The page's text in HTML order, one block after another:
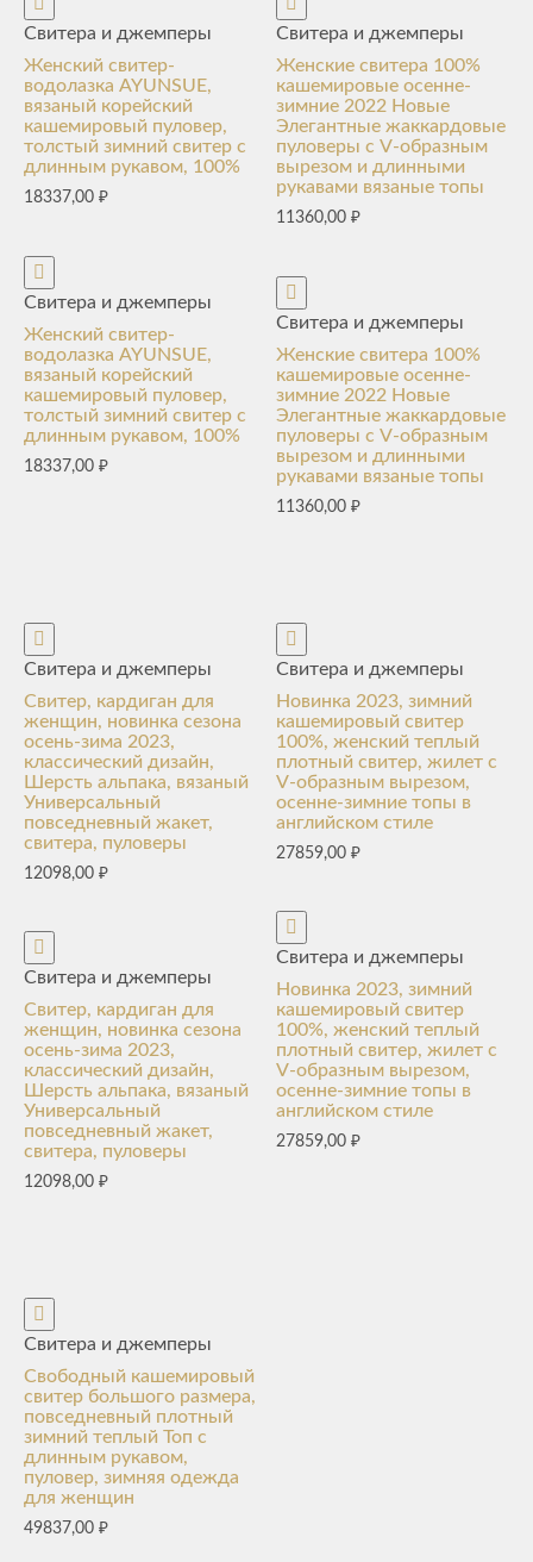
Свитера и джемперы
Женский свитер-
водолазка AYUNSUE,
вязаный корейский
кашемировый пуловер,
толстый зимний свитер с
длинным рукавом, 100%
18337,00 ₽
Свитера и джемперы
Женский свитер-
водолазка AYUNSUE,
вязаный корейский
кашемировый пуловер,
толстый зимний свитер с
длинным рукавом, 100%
18337,00 ₽
Свитера и джемперы
Женские свитера 100%
кашемировые осенне-
зимние 2022 Новые
Элегантные жаккардовые
пуловеры с V-образным
вырезом и длинными
рукавами вязаные топы
11360,00₽
Свитера и джемперы
Женские свитера 100%
кашемировые осенне-
зимние 2022 Новые
Элегантные жаккардовые
пуловеры с V-образным
вырезом и длинными
рукавами вязаные топы
11360,00₽
Свитера и джемперы
Свитер, кардиган для
женщин, новинка сезона
осень-зима 2023,
классический дизайн,
Шерсть альпака, вязаный
Универсальный
повседневный жакет,
свитера, пуловеры
12098,00 ₽
Свитера и джемперы
Свитер, кардиган для
женщин, новинка сезона
осень-зима 2023,
классический дизайн,
Шерсть альпака, вязаный
Универсальный
повседневный жакет,
свитера, пуловеры
12098,00 ₽
Свитера и джемперы
Новинка 2023, зимний
кашемировый свитер
100%, женский теплый
плотный свитер, жилет с
V-образным вырезом,
осенне-зимние топы в
английском стиле
27859,00₽
Свитера и джемперы
Новинка 2023, зимний
кашемировый свитер
100%, женский теплый
плотный свитер, жилет с
V-образным вырезом,
осенне-зимние топы в
английском стиле
27859,00₽
Свитера и джемперы
Свободный кашемировый
свитер большого размера,
повседневный плотный
зимний теплый Топ с
длинным рукавом,
пуловер, зимняя одежда
для женщин
49837,00 ₽